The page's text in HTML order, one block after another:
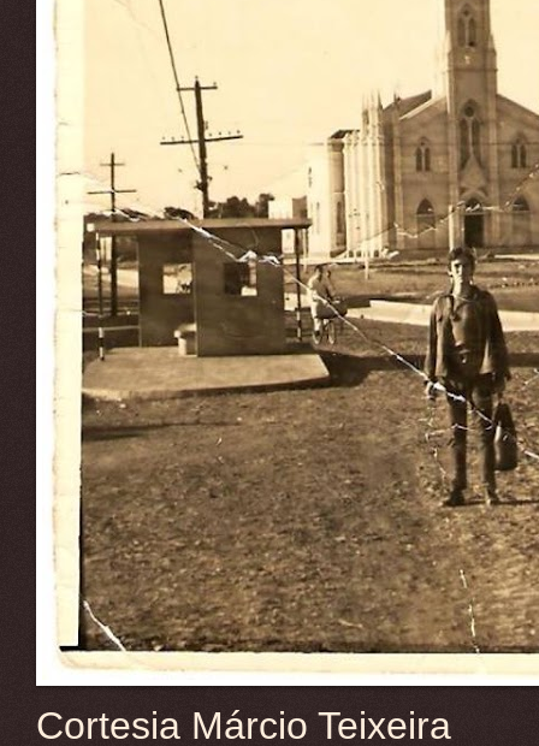
Cortesia Márcio Teixeira